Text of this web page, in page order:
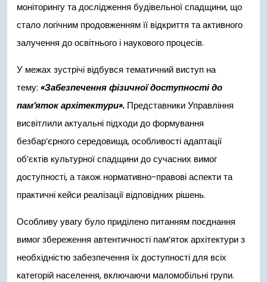
моніторингу та дослідження будівельної спадщини, що
стало логічним продовженням її відкриття та активного
залучення до освітнього і наукового процесів.
У межах зустрічі відбувся тематичний виступ на
тему: «Забезпечення фізичної доступності до
пам’яток архітектури». Представники Управління
висвітлили актуальні підходи до формування
безбар’єрного середовища, особливості адаптації
об’єктів культурної спадщини до сучасних вимог
доступності, а також нормативно-правові аспекти та
практичні кейси реалізації відповідних рішень.
Особливу увагу було приділено питанням поєднання
вимог збереження автентичності пам’яток архітектури з
необхідністю забезпечення їх доступності для всіх
категорій населення, включаючи маломобільні групи.